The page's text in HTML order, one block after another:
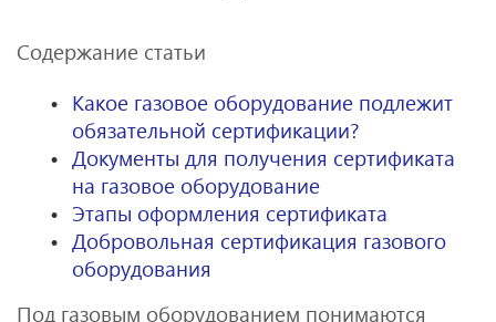
Содержание статьи
Какое газовое оборудование подлежит
обязательной сертификации?
Документы для получения сертификата
на газовое оборудование
Этапы оформления сертификата
Добровольная сертификация газового
оборудования
Под газовым оборудованием понимаются